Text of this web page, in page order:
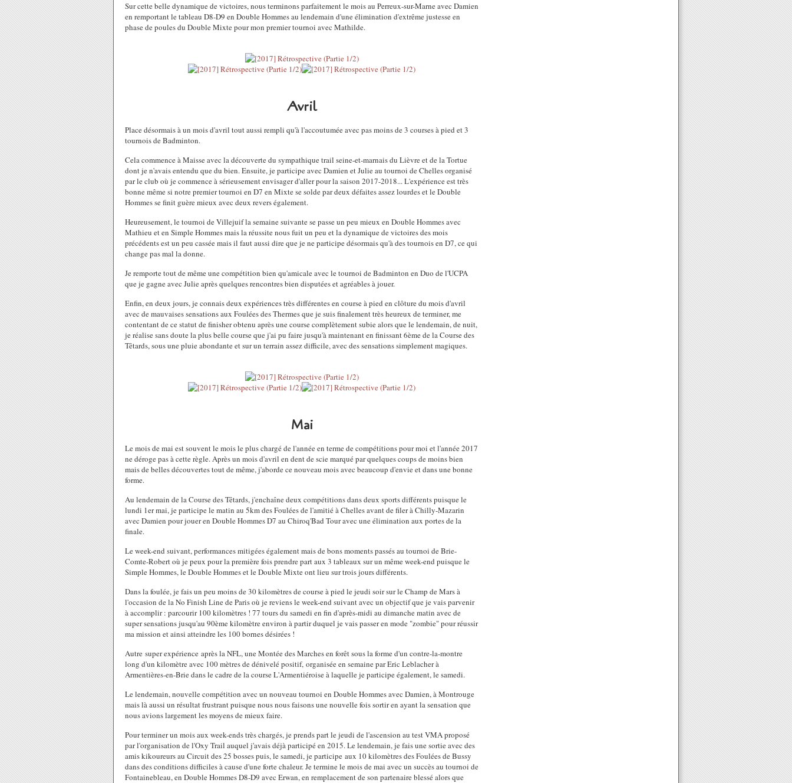
Sur cette belle dynamique de victoires, nous terminons parfaitement le mois au Perreux-sur-Marne avec Damien
en remportant le tableau D8-D9 en Double Hommes au lendemain d'une élimination d'extrême justesse en
phase de poules du Double Mixte pour mon premier tournoi avec Mathilde.
Avril
Place désormais à un mois d'avril tout aussi rempli qu'à l'accoutumée avec pas moins de 3 courses à pied et 3
tournois de Badminton.
Cela commence à Maisse avec la découverte du sympathique trail seine-et-marnais du Lièvre et de la Tortue
dont je n'avais entendu que du bien. Ensuite, je participe avec Damien et Julie au tournoi de Chelles organisé
par le club où je commence à sérieusement envisager d'aller pour la saison 2017-2018... L'expérience est très
bonne même si notre premier tournoi en D7 en Mixte se solde par deux défaites assez lourdes et le Double
Hommes se finit guère mieux avec deux revers également.
Heureusement, le tournoi de Villejuif la semaine suivante se passe un peu mieux en Double Hommes avec
Mathieu et en Simple Hommes mais la réussite nous fuit un peu et la dynamique de victoires des mois
précédents est un peu cassée mais il faut aussi dire que je ne participe désormais qu'à des tournois en D7, ce qui
change pas mal la donne.
Je remporte tout de même une compétition bien qu'amicale avec le tournoi de Badminton en Duo de l'UCPA
que je gagne avec Julie après quelques rencontres bien disputées et agréables à jouer.
Enfin, en deux jours, je connais deux expériences très différentes en course à pied en clôture du mois d'avril
avec de mauvaises sensations aux Foulées des Thermes que je suis finalement très heureux de terminer, me
contentant de ce statut de finisher obtenu après une course complètement subie alors que le lendemain, de nuit,
je réalise sans doute la plus belle course que j'ai pu faire jusqu'à maintenant en finissant 6ème de la Course des
Têtards, sous une pluie abondante et sur un terrain assez difficile, avec des sensations simplement magiques.
Mai
Le mois de mai est souvent le mois le plus chargé de l'année en terme de compétitions pour moi et l'année 2017
ne déroge pas à cette règle. Après un mois d'avril en dent de scie marqué par quelques coups de moins bien
mais de belles découvertes tout de même, j'aborde ce nouveau mois avec beaucoup d'envie et dans une bonne
forme.
Au lendemain de la Course des Têtards, j'enchaîne deux compétitions dans deux sports différents puisque le
lundi 1er mai, je participe le matin au 5km des Foulées de l'amitié à Chelles avant de filer à Chilly-Mazarin
avec Damien pour jouer en Double Hommes D7 au Chiroq'Bad Tour avec une élimination aux portes de la
finale.
Le week-end suivant, performances mitigées également mais de bons moments passés au tournoi de Brie-
Comte-Robert où je peux pour la première fois prendre part aux 3 tableaux sur un même week-end puisque le
Simple Hommes, le Double Hommes et le Double Mixte ont lieu sur trois jours différents.
Dans la foulée, je fais un peu moins de 30 kilomètres de course à pied le jeudi soir sur le Champ de Mars à
l'occasion de la No Finish Line de Paris où je reviens le week-end suivant avec un objectif que je vais parvenir
à accomplir : parcourir 100 kilomètres ! 77 tours du samedi en fin d'après-midi au dimanche matin avec de
super sensations jusqu'au 90ème kilomètre environ à partir duquel je vais passer en mode "zombie" pour réussir
ma mission et ainsi atteindre les 100 bornes désirées !
Autre super expérience après la NFL, une Montée des Marches en forêt sous la forme d'un contre-la-montre
long d'un kilomètre avec 100 mètres de dénivelé positif, organisée en semaine par Eric Leblacher à
Armentières-en-Brie dans le cadre de la course L'Armentiéroise à laquelle je participe également, le samedi.
Le lendemain, nouvelle compétition avec un nouveau tournoi en Double Hommes avec Damien, à Montrouge
mais là aussi un résultat frustrant puisque nous nous faisons une nouvelle fois sortir en ayant la sensation que
nous avions largement les moyens de mieux faire.
Pour terminer un mois aux week-ends très chargés, je prends part le jeudi de l'ascension au test VMA proposé
par l'organisation de l'Oxy Trail auquel j'avais déjà participé en 2015. Le lendemain, je fais une sortie avec des
amis kikoureurs au Circuit des 25 bosses puis, le samedi, je participe aux 10 kilomètres des Foulées de Bussy
dans des conditions difficiles à cause d'une forte chaleur. Je termine le mois de mai avec un succès au tournoi de
Fontainebleau, en Double Hommes D8-D9 avec Erwan, en remplacement de son partenaire blessé alors que